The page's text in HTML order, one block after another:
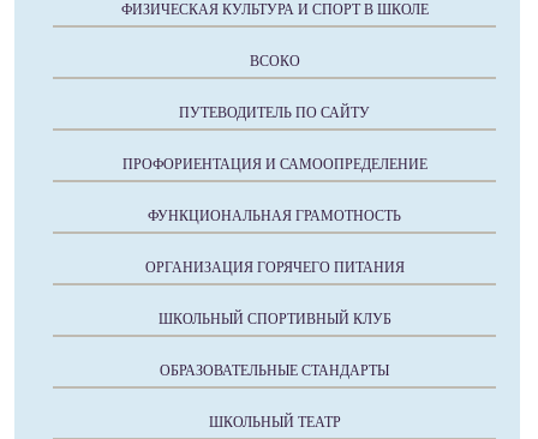
ФИЗИЧЕСКАЯ КУЛЬТУРА И СПОРТ В ШКОЛЕ
ВСОКО
ПУТЕВОДИТЕЛЬ ПО САЙТУ
ПРОФОРИЕНТАЦИЯ И САМООПРЕДЕЛЕНИЕ
ФУНКЦИОНАЛЬНАЯ ГРАМОТНОСТЬ
ОРГАНИЗАЦИЯ ГОРЯЧЕГО ПИТАНИЯ
ШКОЛЬНЫЙ СПОРТИВНЫЙ КЛУБ
ОБРАЗОВАТЕЛЬНЫЕ СТАНДАРТЫ
ШКОЛЬНЫЙ ТЕАТР